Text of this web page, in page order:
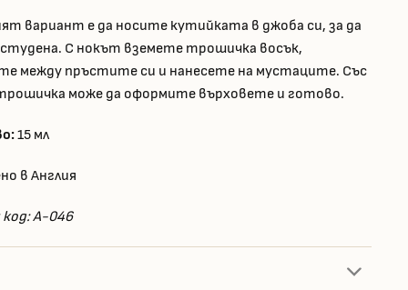
вариант е да носите кутийката в джоба си, за да
студена. С нокът вземете трошичка восък,
между пръстите си и нанесете на мустаците. Със
може да оформите върховете и готово.
15 мл
в Англия
A-046